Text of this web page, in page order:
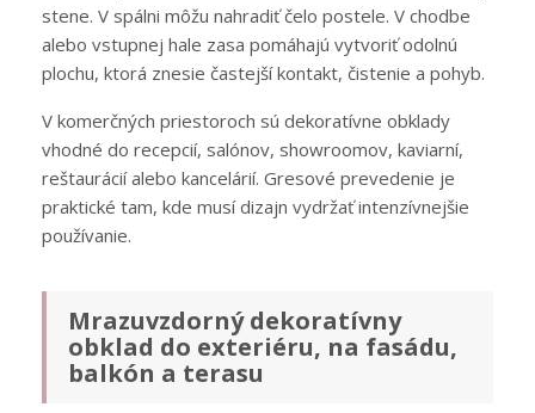
stene. V spálni môžu nahradiť čelo postele. V chodbe
alebo vstupnej hale zasa pomáhajú vytvoriť odolnú
plochu, ktorá znesie častejší kontakt, čistenie a pohyb.
V komerčných priestoroch sú dekoratívne obklady
vhodné do recepcií, salónov, showroomov, kaviarní,
reštaurácií alebo kancelárií. Gresové prevedenie je
praktické tam, kde musí dizajn vydržať intenzívnejšie
používanie.
Mrazuvzdorný dekoratívny
obklad do exteriéru, na fasádu,
balkón a terasu